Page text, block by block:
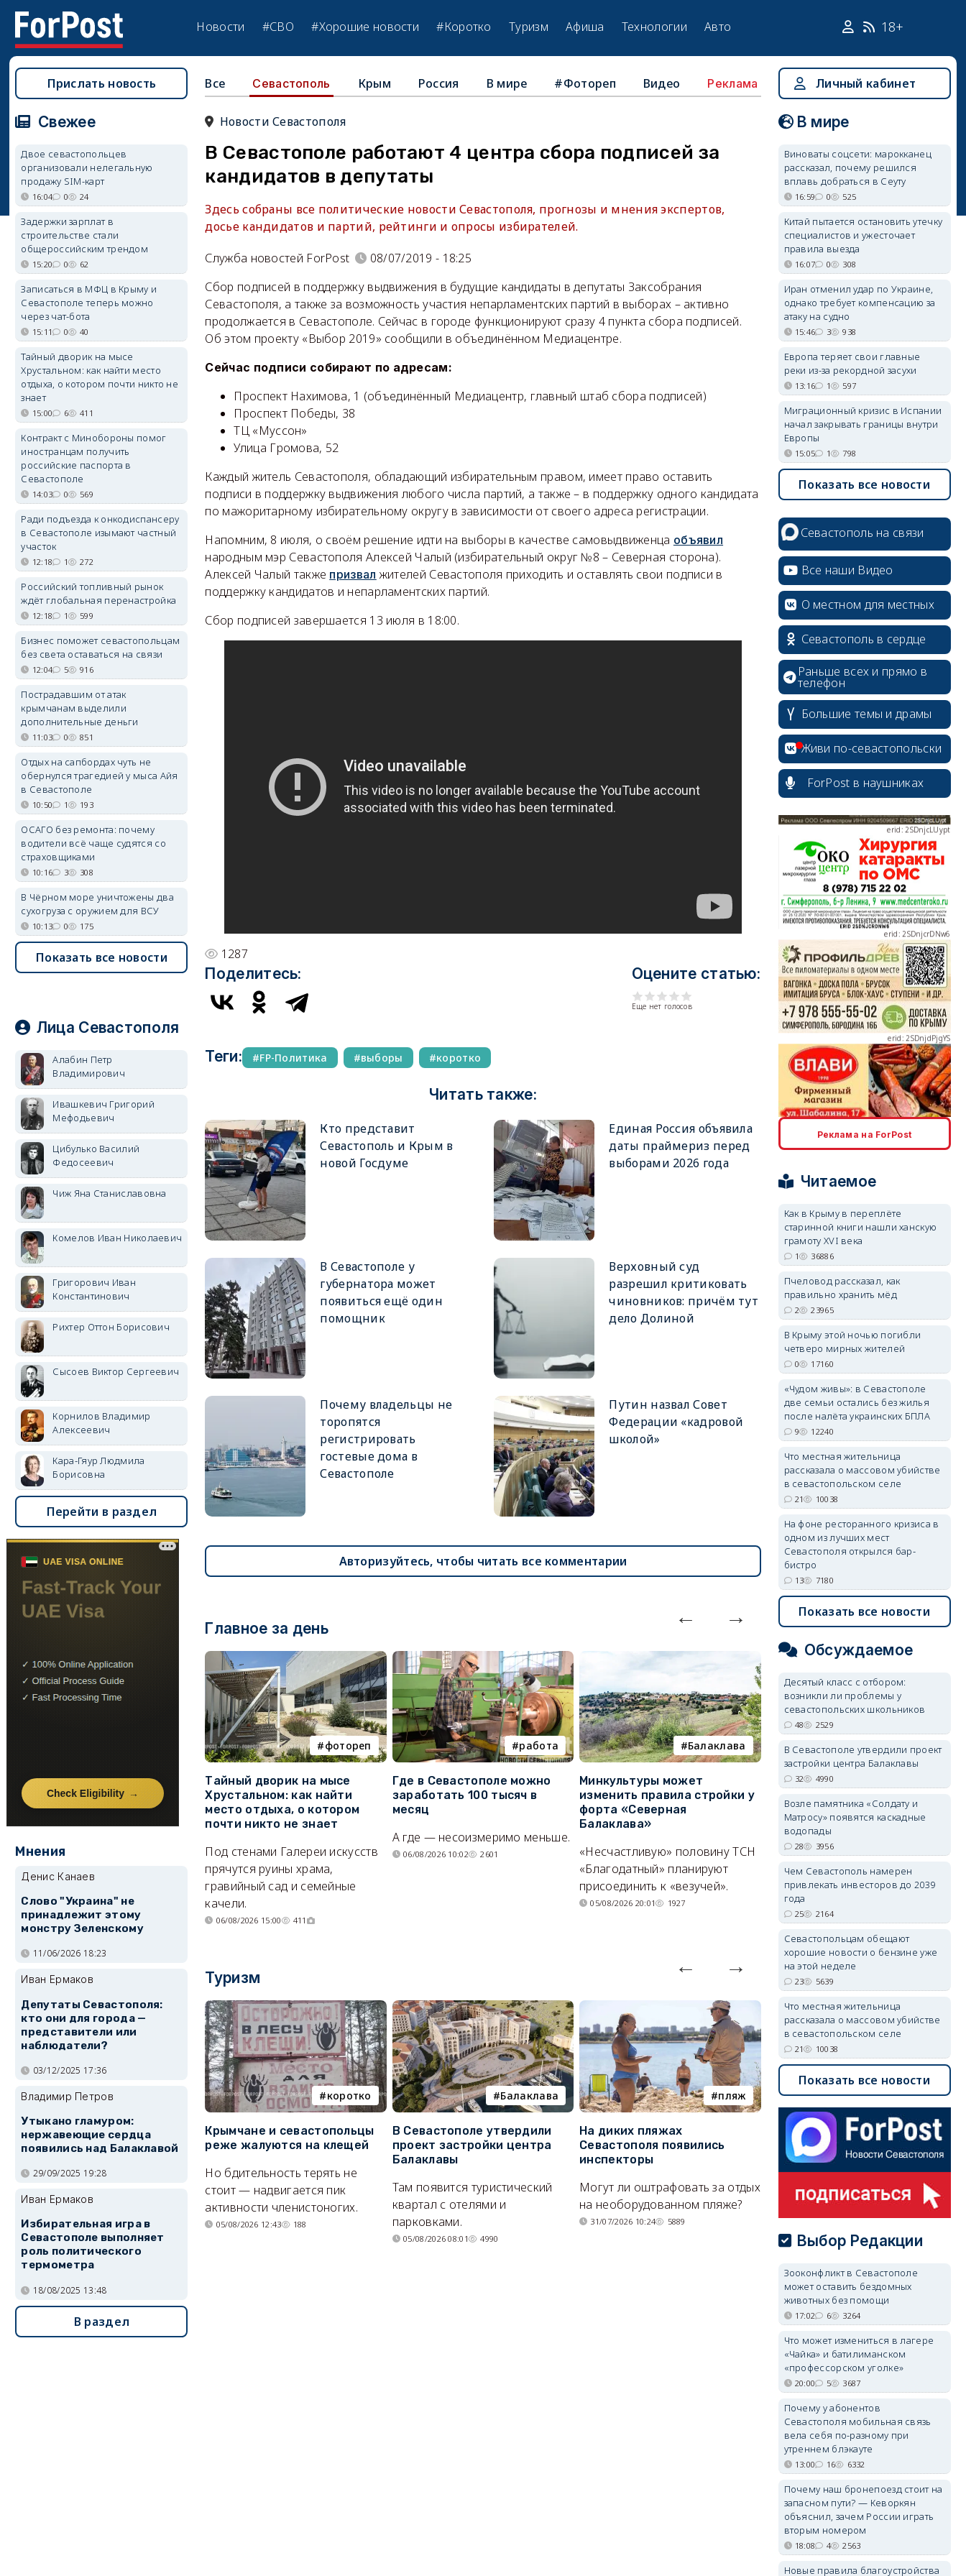
Новости #СВО #Хорошие новости #Коротко Туризм Афиша Технологии Авто 18+
Все Севастополь Крым Россия В мире #Фотореп Видео Реклама
Новости Севастополя
В Севастополе работают 4 центра сбора подписей за
кандидатов в депутаты
Здесь собраны все политические новости Севастополя, прогнозы и мнения экспертов,
досье кандидатов и партий, рейтинги и опросы избирателей.
Служба новостей ForPost
08/07/2019 - 18:25
Сбор подписей в поддержку выдвижения в будущие кандидаты в депутаты Заксобрания
Севастополя, а также за возможность участия непарламентских партий в выборах – активно
продолжается в Севастополе. Сейчас в городе функционируют сразу 4 пункта сбора подписей.
Об этом проекту «Выбор 2019» сообщили в объединённом Медиацентре.
Сейчас подписи собирают по адресам:
Проспект Нахимова, 1 (объединённый Медиацентр, главный штаб сбора подписей)
Проспект Победы, 38
ТЦ «Муссон»
Улица Громова, 52
Каждый житель Севастополя, обладающий избирательным правом, имеет право оставить
подписи в поддержку выдвижения любого числа партий, а также – в поддержку одного кандидата
по мажоритарному избирательному округу в зависимости от своего адреса регистрации.
Напомним, 8 июля, о своём решение идти на выборы в качестве самовыдвиженца объявил
народным мэр Севастополя Алексей Чалый (избирательный округ №8 – Северная сторона).
Алексей Чалый также призвал жителей Севастополя приходить и оставлять свои подписи в
поддержку кандидатов и непарламентских партий.
Сбор подписей завершается 13 июля в 18:00.
1287
Поделитесь: Оцените статью:
Еще нет голосов
Теги: FP-Политика выборы коротко
Читать также:
Кто представит
Севастополь и Крым в
новой Госдуме
Единая Россия объявила
даты праймериз перед
выборами 2026 года
В Севастополе у
губернатора может
появиться ещё один
помощник
Верховный суд
разрешил критиковать
чиновников: причём тут
дело Долиной
Почему владельцы не
торопятся
регистрировать
гостевые дома в
Севастополе
Путин назвал Совет
Федерации «кадровой
школой»
Авторизуйтесь, чтобы читать все комментарии
Главное за день
фотореп
Тайный дворик на мысе
Хрустальном: как найти
место отдыха, о котором
почти никто не знает
Под стенами Галереи искусств
прячутся руины храма,
гравийный сад и семейные
качели.
06/08/2026 15:00 411
работа
Где в Севастополе можно
заработать 100 тысяч в
месяц
А где — несоизмеримо меньше.
06/08/2026 10:02 2601
Балаклава
Минкультуры может
изменить правила стройки у
форта «Северная
Балаклава»
«Несчастливую» половину ТСН
«Благодатный» планируют
присоединить к «везучей».
05/08/2026 20:01 1927
покушение
Совершено покушение на
«Упырь» — что известно к
этому часу
Сработало взрывное
устройство, заложенное под
автомобиль Владимира
Ткачука.
05/08/2026 17:18 1695
Туризм
коротко
Крымчане и севастопольцы
реже жалуются на клещей
Но бдительность терять не
стоит — надвигается пик
активности членистоногих.
05/08/2026 12:43 188
Балаклава
В Севастополе утвердили
проект застройки центра
Балаклавы
Там появится туристический
квартал с отелями и
парковками.
05/08/2026 08:01 4990
пляж
На диких пляжах
Севастополя появились
инспекторы
Могут ли оштрафовать за отдых
на необорудованном пляже?
31/07/2026 10:24 5889
туризм
Двух москвичей на
сапбордах унесло от берега
Крыма на километр в море
Спасатели благополучно
вернули туристов обратно на
сушу.
29/07/2026 17:03 6378
Прислать новость
Свежее
Двое севастопольцев
организовали нелегальную
продажу SIM-карт
16:04 0 24
Задержки зарплат в
строительстве стали
общероссийским трендом
15:20 0 62
Записаться в МФЦ в Крыму и
Севастополе теперь можно
через чат-бота
15:11 0 40
Тайный дворик на мысе
Хрустальном: как найти место
отдыха, о котором почти никто не
знает
15:00 6 411
Контракт с Минобороны помог
иностранцам получить
российские паспорта в
Севастополе
14:03 0 569
Ради подъезда к онкодиспансеру
в Севастополе изымают частный
участок
12:18 1 272
Российский топливный рынок
ждёт глобальная перенастройка
12:18 1 599
Бизнес поможет севастопольцам
без света оставаться на связи
12:04 5 916
Пострадавшим от атак
крымчанам выделили
дополнительные деньги
11:03 0 851
Отдых на сапбордах чуть не
обернулся трагедией у мыса Айя
в Севастополе
10:50 1 193
ОСАГО без ремонта: почему
водители всё чаще судятся со
страховщиками
10:16 3 308
В Чёрном море уничтожены два
сухогруза с оружием для ВСУ
10:13 0 175
Показать все новости
Лица Севастополя
Алабин Петр
Владимирович
Ивашкевич Григорий
Мефодьевич
Цибулько Василий
Федосеевич
Чиж Яна Станиславовна
Комелов Иван Николаевич
Григорович Иван
Константинович
Рихтер Оттон Борисович
Сысоев Виктор Сергеевич
Корнилов Владимир
Алексеевич
Кара-Гяур Людмила
Борисовна
Перейти в раздел
Мнения
Денис Канаев
Слово "Украина" не
принадлежит этому
монстру Зеленскому
11/06/2026 18:23
Иван Ермаков
Депутаты Севастополя:
кто они для города —
представители или
наблюдатели?
03/12/2025 17:36
Владимир Петров
Утыкано гламуром:
нержавеющие сердца
появились над Балаклавой
29/09/2025 19:28
Иван Ермаков
Избирательная игра в
Севастополе выполняет
роль политического
термометра
18/08/2025 13:48
В раздел
Личный кабинет
В мире
Виноваты соцсети: марокканец
рассказал, почему решился
вплавь добраться в Сеуту
16:59 0 525
Китай пытается остановить утечку
специалистов и ужесточает
правила выезда
16:07 0 308
Иран отменил удар по Украине,
однако требует компенсацию за
атаку на судно
15:46 3 938
Европа теряет свои главные
реки из-за рекордной засухи
13:16 1 597
Миграционный кризис в Испании
начал закрывать границы внутри
Европы
15:05 1 798
Показать все новости
Севастополь на связи
Все наши Видео
О местном для местных
Севастополь в сердце
Раньше всех и прямо в
телефон
Большие темы и драмы
Живи по-севастопольски
ForPost в наушниках
erid: 2SDnjcrDNw6
erid: 2SDnjdPjgYS
erid: 2SDnjdvhGXG
erid: 2SDnjcrDNw6
erid: 2SDnjdPjgYS
erid: 2SDnjdvhGXG
Реклама на ForPost
Читаемое
Как в Крыму в переплёте
старинной книги нашли ханскую
грамоту XVI века
1 36886
Пчеловод рассказал, как
правильно хранить мёд
2 23965
В Крыму этой ночью погибли
четверо мирных жителей
0 17160
«Чудом живы»: в Севастополе
две семьи остались без жилья
после налёта украинских БПЛА
9 12240
Что местная жительница
рассказала о массовом убийстве
в севастопольском селе
21 10038
На фоне ресторанного кризиса в
одном из лучших мест
Севастополя открылся бар-
бистро
13 7180
Показать все новости
Обсуждаемое
Десятый класс с отбором:
возникли ли проблемы у
севастопольских школьников
48 2529
В Севастополе утвердили проект
застройки центра Балаклавы
32 4990
Возле памятника «Солдату и
Матросу» появятся каскадные
водопады
28 3956
Чем Севастополь намерен
привлекать инвесторов до 2039
года
25 2164
Севастопольцам обещают
хорошие новости о бензине уже
на этой неделе
23 5639
Что местная жительница
рассказала о массовом убийстве
в севастопольском селе
21 10038
Показать все новости
Выбор Редакции
Зооконфликт в Севастополе
может оставить бездомных
животных без помощи
17:02 6 3264
Что может измениться в лагере
«Чайка» и батилиманском
«профессорском уголке»
20:00 5 3687
Почему у абонентов
Севастополя мобильная связь
вела себя по-разному при
утреннем блэкауте
13:00 16 6332
Почему наш бронепоезд стоит на
запасном пути? — Кеворкян
объяснил, зачем России играть
вторым номером
18:08 4 2563
Новые правила благоустройства